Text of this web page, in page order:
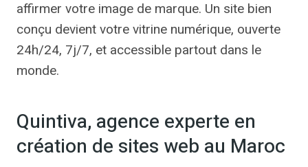
affirmer votre image de marque. Un site bien
conçu devient votre vitrine numérique, ouverte
24h/24, 7j/7, et accessible partout dans le
monde.
Quintiva, agence experte en
création de sites web au Maroc